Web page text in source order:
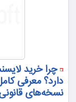
چرا خرید
دارد؟ معرفی
نسخه‌های